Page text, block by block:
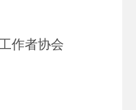
作者协会